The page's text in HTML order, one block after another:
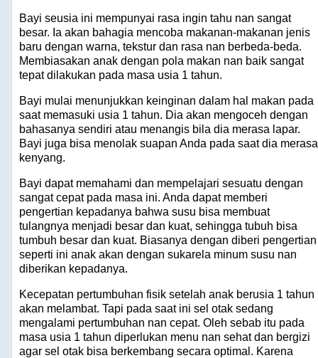
Bayi seusia ini mempunyai rasa ingin tahu nan sangat
besar. Ia akan bahagia mencoba makanan-makanan jenis
baru dengan warna, tekstur dan rasa nan berbeda-beda.
Membiasakan anak dengan pola makan nan baik sangat
tepat dilakukan pada masa usia 1 tahun.
Bayi mulai menunjukkan keinginan dalam hal makan pada
saat memasuki usia 1 tahun. Dia akan mengoceh dengan
bahasanya sendiri atau menangis bila dia merasa lapar.
Bayi juga bisa menolak suapan Anda pada saat dia merasa
kenyang.
Bayi dapat memahami dan mempelajari sesuatu dengan
sangat cepat pada masa ini. Anda dapat memberi
pengertian kepadanya bahwa susu bisa membuat
tulangnya menjadi besar dan kuat, sehingga tubuh bisa
tumbuh besar dan kuat. Biasanya dengan diberi pengertian
seperti ini anak akan dengan sukarela minum susu nan
diberikan kepadanya.
Kecepatan pertumbuhan fisik setelah anak berusia 1 tahun
akan melambat. Tapi pada saat ini sel otak sedang
mengalami pertumbuhan nan cepat. Oleh sebab itu pada
masa usia 1 tahun diperlukan menu nan sehat dan bergizi
agar sel otak bisa berkembang secara optimal. Karena